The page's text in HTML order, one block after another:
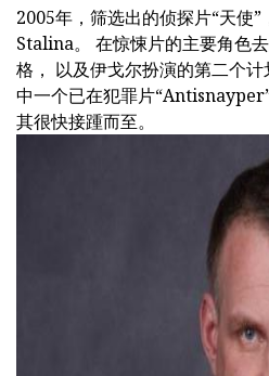
2005年，筛选出的侦探片“天使
Stalina。 在惊悚片的主要角色
格， 以及伊戈尔扮演的第二个
中一个已在犯罪片
其很快接踵而至。